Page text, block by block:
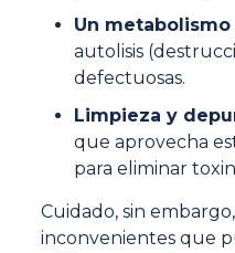
Un
autolisis
defectuosas.
Limpieza y
que aprovecha
para eliminar
Cuidado, sin
inconvenientes que